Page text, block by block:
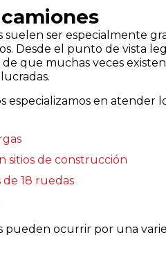
suelen ser especialmente
Desde el punto de vista
que muchas veces
especializamos en atender
sitios de construcción
18 ruedas
pueden ocurrir por una